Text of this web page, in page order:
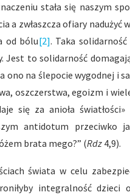
stała się naszym
a zwłaszcza ofiary nadużyć
od bólu[2]. Taka
to solidarność
ono na ślepocie wygodnej i
oszczerstwa, egoizm i
się za anioła światłości»
antidotum przeciwko
brata mego?” (Rdz 4,9).
świata w celu
integralność dzieci